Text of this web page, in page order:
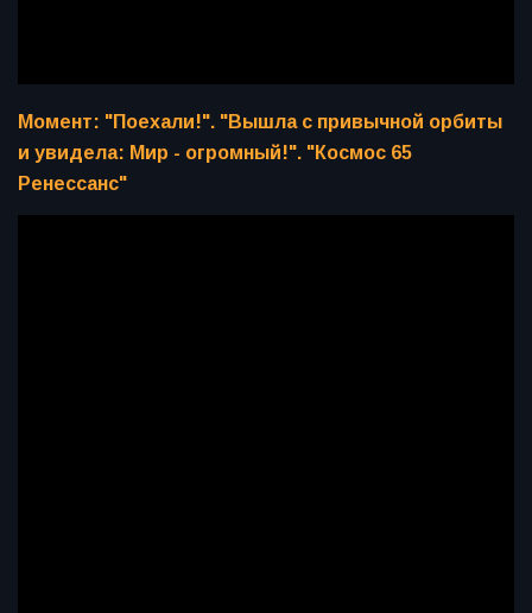
Момент: "Поехали!". "Вышла с привычной орбиты
и увидела: Мир - огромный!". "Космос 65
Ренессанс"